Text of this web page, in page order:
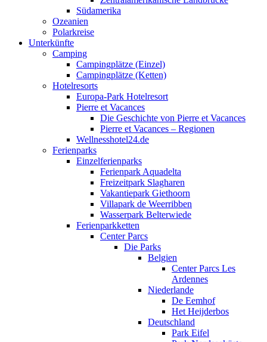
Südamerika
Ozeanien
Polarkreise
Unterkünfte
Camping
Campingplätze (Einzel)
Campingplätze (Ketten)
Hotelresorts
Europa-Park Hotelresort
Pierre et Vacances
Die Geschichte von Pierre et Vacances
Pierre et Vacances – Regionen
Wellnesshotel24.de
Ferienparks
Einzelferienparks
Ferienpark Aquadelta
Freizeitpark Slagharen
Vakantiepark Giethoorn
Villapark de Weerribben
Wasserpark Belterwiede
Ferienparkketten
Center Parcs
Die Parks
Belgien
Center Parcs Les
Ardennes
Niederlande
De Eemhof
Het Heijderbos
Deutschland
Park Eifel